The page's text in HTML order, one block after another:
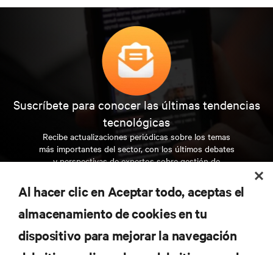
Suscríbete para conocer las últimas tendencias
tecnológicas
Recibe actualizaciones periódicas sobre los temas
más importantes del sector, con los últimos debates
y perspectivas de expertos sobre gestión de
REGÍSTRATE AHORA
Al hacer clic en Aceptar todo, aceptas el
almacenamiento de cookies en tu
dispositivo para mejorar la navegación